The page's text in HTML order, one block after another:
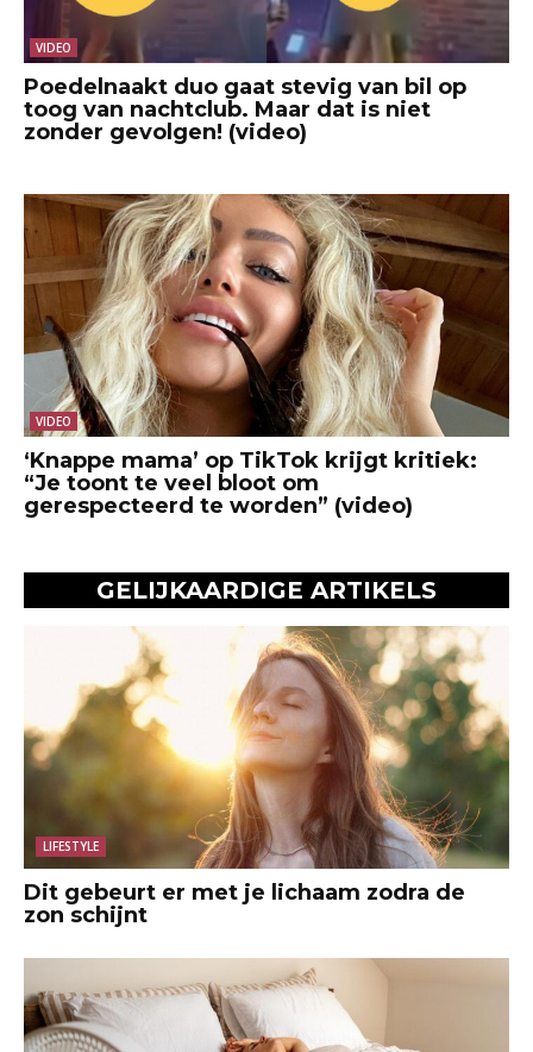
VIDEO
Poedelnaakt duo gaat stevig van bil op
toog van nachtclub. Maar dat is niet
zonder gevolgen! (video)
VIDEO
‘Knappe mama’ op TikTok krijgt kritiek:
“Je toont te veel bloot om
gerespecteerd te worden” (video)
GELIJKAARDIGE ARTIKELS
LIFESTYLE
Dit gebeurt er met je lichaam zodra de
zon schijnt